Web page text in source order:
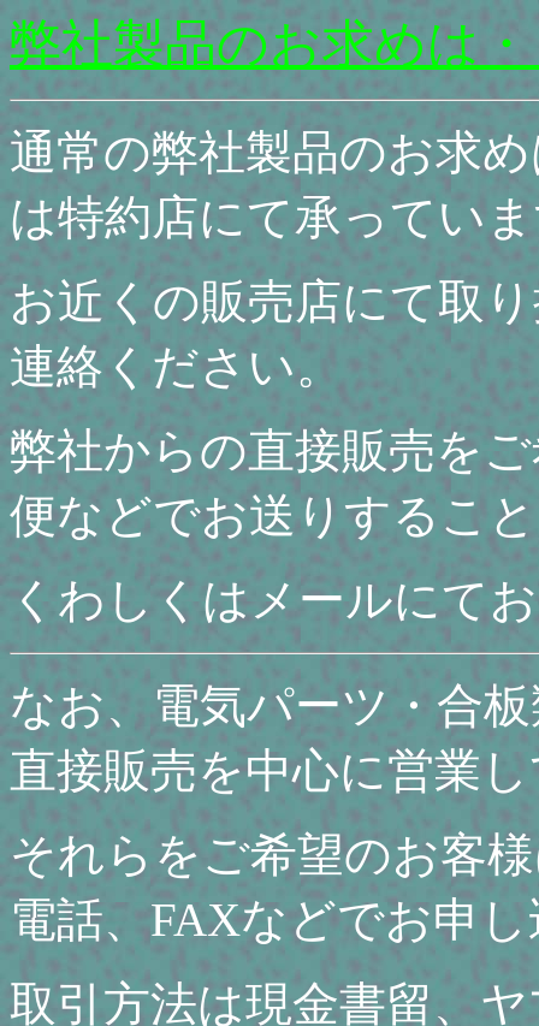
弊社製品のお求めは
通常の弊社製品のお求
は特約店にて承ってい
お近くの販売店にて取
連絡ください。
弊社からの直接販売を
便などでお送りするこ
くわしくはメールにて
なお、電気パーツ・合
直接販売を中心に営業
それらをご希望のお客
電話、FAXなどでお申
取引方法は現金書留、